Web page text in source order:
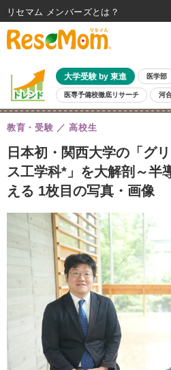
大学受験 by 東進 医学部
医専予備校徹底リサーチ 河
親子で考える大学選び 高校受験 中学受
共通テスト 夏休み
8月開催イベント・WS 全国公立高校 過去問
自由研究教材（小学生向け） 自由研究教材
日本初・関西大学の「グ
ス工学科*」を大解剖～半
える 1枚目の写真・画像
教育・受験 高校生
リセマム メンバーズ